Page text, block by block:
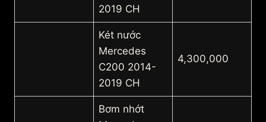
2019 CH
Két nước
Mercedes
C200 2014-
2019 CH
4,300,000
Bơm nhớt